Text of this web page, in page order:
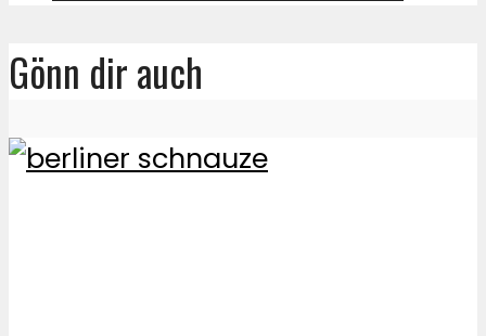
Gönn dir auch